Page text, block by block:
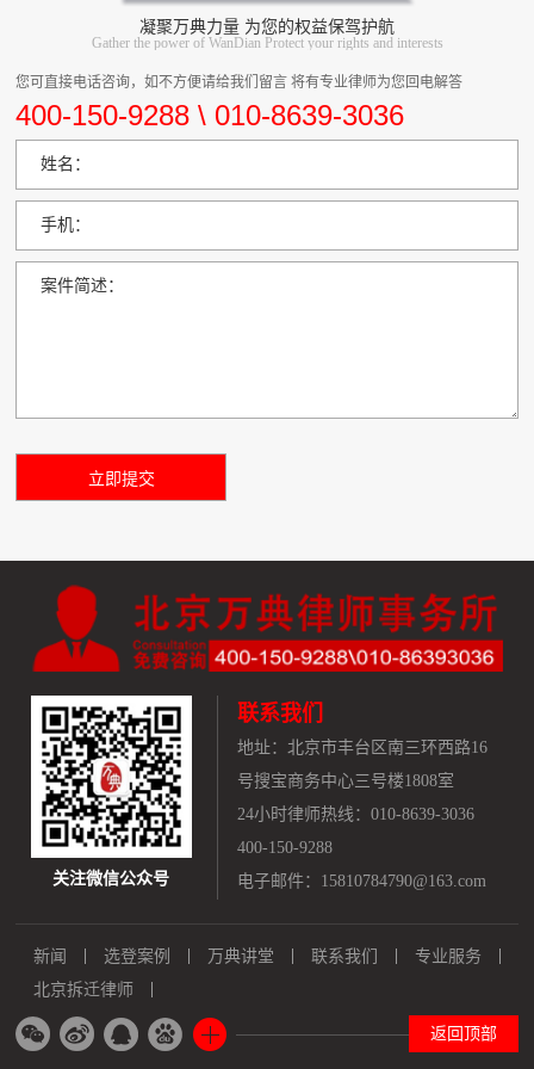
凝聚万典力量 为您的权益保驾护航
Gather the power of WanDian Protect your rights and interests
您可直接电话咨询，如不方便请给我们留言 将有专业律师为您回电解答
400-150-9288 \ 010-8639-3036
姓名：
手机：
案件简述：
关注微信公众号
联系我们
地址： 北京市丰台区南三环西路16
号搜宝商务中心三号楼1808室
24小时律师热线：010-8639-3036
400-150-9288
电子邮件：15810784790@163.com
新闻 选登案例 万典讲堂 联系我们
专业服务
北京拆迁律师
返回顶部